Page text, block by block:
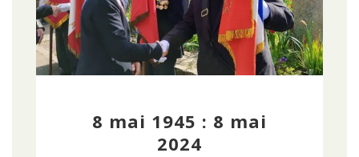
8 mai 1945 : 8 mai
2024